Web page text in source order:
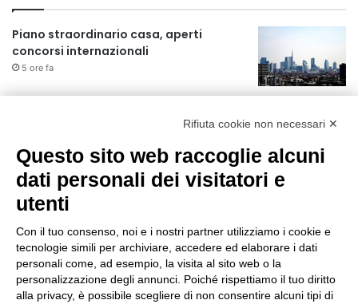
Piano straordinario casa, aperti
concorsi internazionali
5 ore fa
Un nuovo modello di IA stima il volume
dei ghiacciai del pianeta
6 ore fa
Manutenzione strade, nel biennio
2026-27 investiti 56 milioni
24 ore fa
Rifiuta cookie non necessari ✕
Questo sito web raccoglie alcuni
dati personali dei visitatori e
utenti
Con il tuo consenso, noi e i nostri partner utilizziamo i cookie e
tecnologie simili per archiviare, accedere ed elaborare i dati
personali come, ad esempio, la visita al sito web o la
personalizzazione degli annunci. Poiché rispettiamo il tuo diritto
alla privacy, è possibile scegliere di non consentire alcuni tipi di